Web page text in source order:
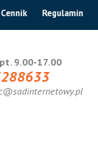
Cennik Regulamin
9.00-17.00